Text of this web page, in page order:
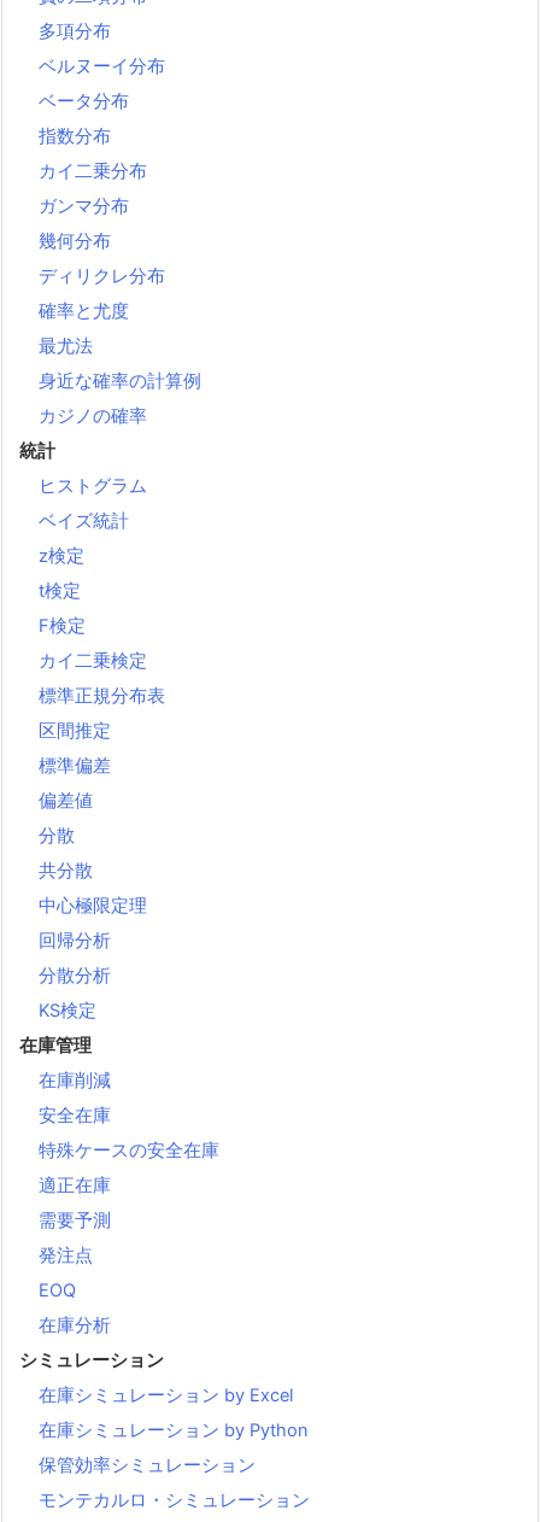
多項分布
ベルヌーイ分布
ベータ分布
指数分布
カイ二乗分布
ガンマ分布
幾何分布
ディリクレ分布
確率と尤度
最尤法
身近な確率の計算例
カジノの確率
統計
ヒストグラム
ベイズ統計
z検定
t検定
F検定
カイ二乗検定
標準正規分布表
区間推定
標準偏差
偏差値
分散
共分散
中心極限定理
回帰分析
分散分析
KS検定
在庫管理
在庫削減
安全在庫
特殊ケースの安全在庫
適正在庫
需要予測
発注点
EOQ
在庫分析
シミュレーション
在庫シミュレーション by Excel
在庫シミュレーション by Python
保管効率シミュレーション
モンテカルロ・シミュレーション